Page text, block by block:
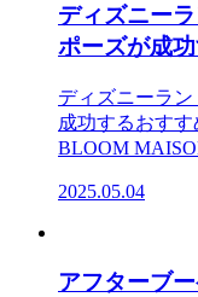
ディズニー
ポーズが成
ディズニーラ
成功するおす
BLOOM
2025.05.04
アフターブ